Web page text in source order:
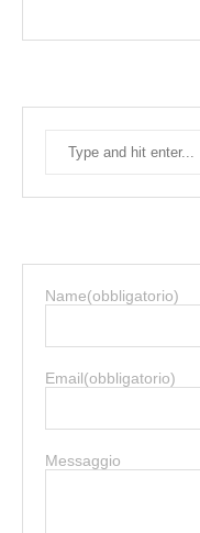
Name(obbligatorio)
Email(obbligatorio)
Messaggio